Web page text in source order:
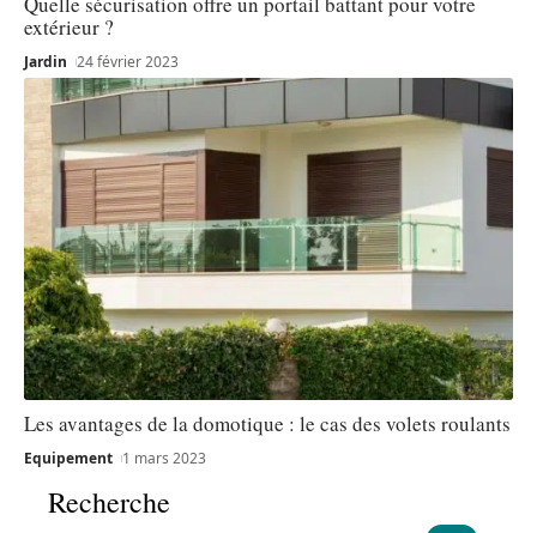
extérieur ?
Jardin 24 février 2023
Les avantages de la domotique : le cas des volets roulants
Equipement 1 mars 2023
Recherche